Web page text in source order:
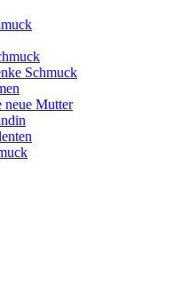
Schmuck
neue Mutter